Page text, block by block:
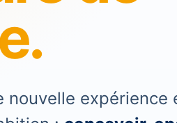
nouvelle expérience